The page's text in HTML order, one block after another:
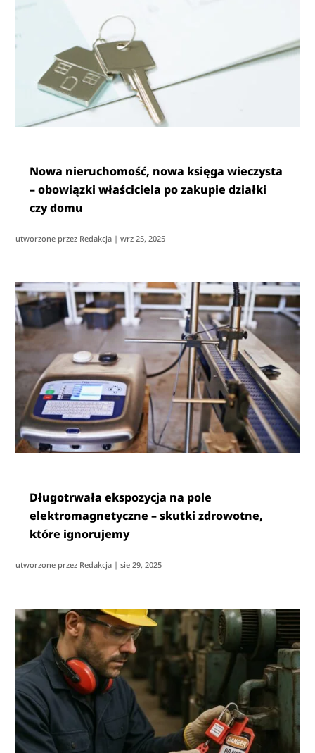
Nowa nieruchomość, nowa księga wieczysta
– obowiązki właściciela po zakupie działki
czy domu
utworzone przez Redakcja |wrz 25, 2025
Długotrwała ekspozycja na pole
elektromagnetyczne – skutki zdrowotne,
które ignorujemy
utworzone przez Redakcja |sie 29, 2025